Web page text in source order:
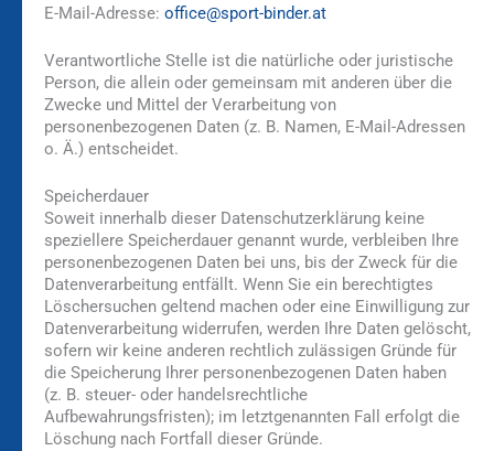
E-Mail-Adresse: office@sport-binder.at
Verantwortliche Stelle ist die natürliche oder juristische
Person, die allein oder gemeinsam mit anderen über die
Zwecke und Mittel der Verarbeitung von
personenbezogenen Daten (z. B. Namen, E-Mail-Adressen
o. Ä.) entscheidet.
Speicherdauer
Soweit innerhalb dieser Datenschutzerklärung keine
speziellere Speicherdauer genannt wurde, verbleiben Ihre
personenbezogenen Daten bei uns, bis der Zweck für die
Datenverarbeitung entfällt. Wenn Sie ein berechtigtes
Löschersuchen geltend machen oder eine Einwilligung zur
Datenverarbeitung widerrufen, werden Ihre Daten gelöscht,
sofern wir keine anderen rechtlich zulässigen Gründe für
die Speicherung Ihrer personenbezogenen Daten haben
(z. B. steuer- oder handelsrechtliche
Aufbewahrungsfristen); im letztgenannten Fall erfolgt die
Löschung nach Fortfall dieser Gründe.